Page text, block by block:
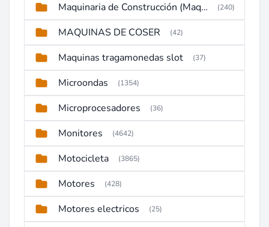
Maquinaria de Construcción (Maquinaria Pesada) (240)
MAQUINAS DE COSER (42)
Maquinas tragamonedas slot (37)
Microondas (1354)
Microprocesadores (36)
Monitores (4642)
Motocicleta (3865)
Motores (428)
Motores electricos (25)